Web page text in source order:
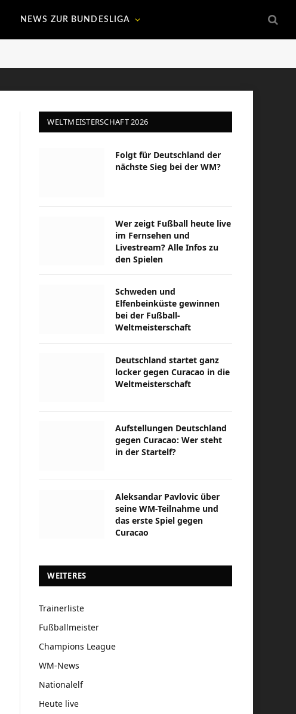
NEWS ZUR BUNDESLIGA
WELTMEISTERSCHAFT 2026
Folgt für Deutschland der
nächste Sieg bei der WM?
Wer zeigt Fußball heute live
im Fernsehen und
Livestream? Alle Infos zu
den Spielen
Schweden und
Elfenbeinküste gewinnen
bei der Fußball-
Weltmeisterschaft
Deutschland startet ganz
locker gegen Curacao in die
Weltmeisterschaft
Aufstellungen Deutschland
gegen Curacao: Wer steht
in der Startelf?
Aleksandar Pavlovic über
seine WM-Teilnahme und
das erste Spiel gegen
Curacao
WEITERES
Trainerliste
Fußballmeister
Champions League
WM-News
Nationalelf
Heute live